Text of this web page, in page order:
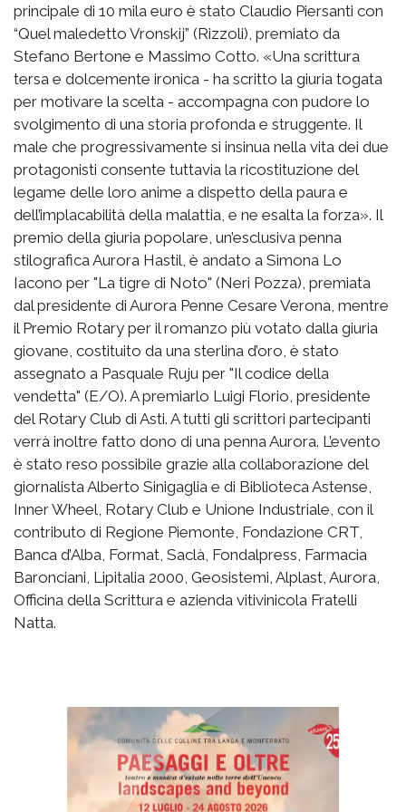
principale di 10 mila euro è stato Claudio Piersanti con
“Quel maledetto Vronskij” (Rizzoli), premiato da
Stefano Bertone e Massimo Cotto. «Una scrittura
tersa e dolcemente ironica - ha scritto la giuria togata
per motivare la scelta - accompagna con pudore lo
svolgimento di una storia profonda e struggente. Il
male che progressivamente si insinua nella vita dei due
protagonisti consente tuttavia la ricostituzione del
legame delle loro anime a dispetto della paura e
dell’implacabilità della malattia, e ne esalta la forza». Il
premio della giuria popolare, un’esclusiva penna
stilografica Aurora Hastil, è andato a Simona Lo
Iacono per "La tigre di Noto" (Neri Pozza), premiata
dal presidente di Aurora Penne Cesare Verona, mentre
il Premio Rotary per il romanzo più votato dalla giuria
giovane, costituito da una sterlina d’oro, è stato
assegnato a Pasquale Ruju per "Il codice della
vendetta" (E/O). A premiarlo Luigi Florio, presidente
del Rotary Club di Asti. A tutti gli scrittori partecipanti
verrà inoltre fatto dono di una penna Aurora. L’evento
è stato reso possibile grazie alla collaborazione del
giornalista Alberto Sinigaglia e di Biblioteca Astense,
Inner Wheel, Rotary Club e Unione Industriale, con il
contributo di Regione Piemonte, Fondazione CRT,
Banca d’Alba, Format, Saclà, Fondalpress, Farmacia
Baronciani, Lipitalia 2000, Geosistemi, Alplast, Aurora,
Officina della Scrittura e azienda vitivinicola Fratelli
Natta.